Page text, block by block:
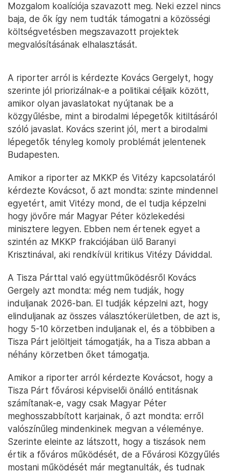
Mozgalom koalíciója szavazott meg. Neki ezzel nincs
baja, de ők így nem tudták támogatni a közösségi
költségvetésben megszavazott projektek
megvalósításának elhalasztását.
A riporter arról is kérdezte Kovács Gergelyt, hogy
szerinte jól priorizálnak-e a politikai céljaik között,
amikor olyan javaslatokat nyújtanak be a
közgyűlésbe, mint a birodalmi lépegetők kitiltásáról
szóló javaslat. Kovács szerint jól, mert a birodalmi
lépegetők tényleg komoly problémát jelentenek
Budapesten.
Amikor a riporter az MKKP és Vitézy kapcsolatáról
kérdezte Kovácsot, ő azt mondta: szinte mindennel
egyetért, amit Vitézy mond, de el tudja képzelni
hogy jövőre már Magyar Péter közlekedési
minisztere legyen. Ebben nem értenek egyet a
szintén az MKKP frakciójában ülő Baranyi
Krisztinával, aki rendkívül kritikus Vitézy Dáviddal.
A Tisza Párttal való együttműködésről Kovács
Gergely azt mondta: még nem tudják, hogy
induljanak 2026-ban. El tudják képzelni azt, hogy
elinduljanak az összes választókerületben, de azt is,
hogy 5-10 körzetben induljanak el, és a többiben a
Tisza Párt jelöltjeit támogatják, ha a Tisza abban a
néhány körzetben őket támogatja.
Amikor a riporter arról kérdezte Kovácsot, hogy a
Tisza Párt fővárosi képviselői önálló entitásnak
számítanak-e, vagy csak Magyar Péter
meghosszabbított karjainak, ő azt mondta: erről
valószínűleg mindenkinek megvan a véleménye.
Szerinte eleinte az látszott, hogy a tiszások nem
értik a főváros működését, de a Fővárosi Közgyűlés
mostani működését már megtanulták, és tudnak